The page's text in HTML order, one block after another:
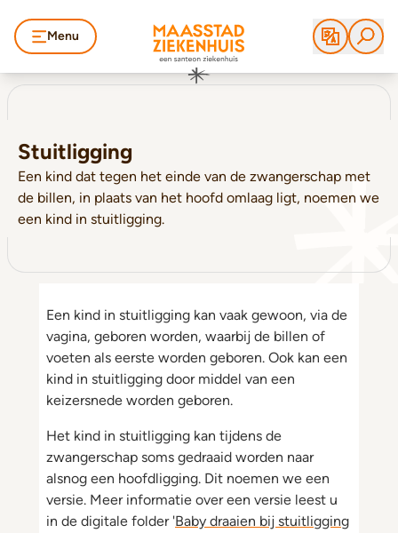
Menu
Stuitligging
Een kind dat tegen het einde van de zwangerschap met
de billen, in plaats van het hoofd omlaag ligt, noemen we
een kind in stuitligging.
Een kind in stuitligging kan vaak gewoon, via de
vagina, geboren worden, waarbij de billen of
voeten als eerste worden geboren. Ook kan een
kind in stuitligging door middel van een
keizersnede worden geboren.
Het kind in stuitligging kan tijdens de
zwangerschap soms gedraaid worden naar
alsnog een hoofdligging. Dit noemen we een
versie. Meer informatie over een versie leest u
in de digitale folder 'Baby draaien bij stuitligging